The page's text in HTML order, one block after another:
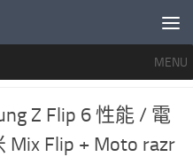
MENU
0
Z Flip 6 性能 / 電
Mix Flip + Moto razr